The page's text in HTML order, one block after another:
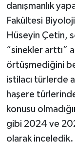
danışmanlık
Fakültesi
Hüseyin Çetin,
“sinekler arttı”
örtüşmediğini
istilacı türlerde
haşere
konusu
gibi 2024 ve
olarak